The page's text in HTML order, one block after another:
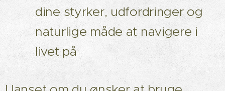
dine styrker, udfordringer og
naturlige måde at navigere i
livet på